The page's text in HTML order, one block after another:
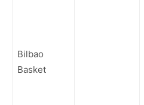
Bilbao
Basket